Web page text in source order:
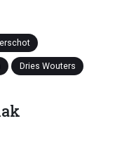
Dries Wouters